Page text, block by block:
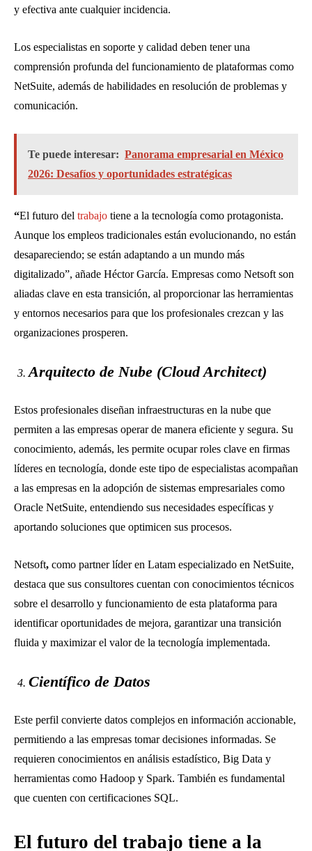
y efectiva ante cualquier incidencia.
Los especialistas en soporte y calidad deben tener una
comprensión profunda del funcionamiento de plataformas como
NetSuite, además de habilidades en resolución de problemas y
comunicación.
Te puede interesar: Panorama empresarial en México
2026: Desafíos y oportunidades estratégicas
“El futuro del trabajo tiene a la tecnología como protagonista.
Aunque los empleos tradicionales están evolucionando, no están
desapareciendo; se están adaptando a un mundo más
digitalizado”, añade Héctor García. Empresas como Netsoft son
aliadas clave en esta transición, al proporcionar las herramientas
y entornos necesarios para que los profesionales crezcan y las
organizaciones prosperen.
Arquitecto de Nube (Cloud Architect)
Estos profesionales diseñan infraestructuras en la nube que
permiten a las empresas operar de manera eficiente y segura. Su
conocimiento, además, les permite ocupar roles clave en firmas
líderes en tecnología, donde este tipo de especialistas acompañan
a las empresas en la adopción de sistemas empresariales como
Oracle NetSuite, entendiendo sus necesidades específicas y
aportando soluciones que optimicen sus procesos.
Netsoft, como partner líder en Latam especializado en NetSuite,
destaca que sus consultores cuentan con conocimientos técnicos
sobre el desarrollo y funcionamiento de esta plataforma para
identificar oportunidades de mejora, garantizar una transición
fluida y maximizar el valor de la tecnología implementada.
Científico de Datos
Este perfil convierte datos complejos en información accionable,
permitiendo a las empresas tomar decisiones informadas. Se
requieren conocimientos en análisis estadístico, Big Data y
herramientas como Hadoop y Spark. También es fundamental
que cuenten con certificaciones SQL.
El futuro del trabajo tiene a la